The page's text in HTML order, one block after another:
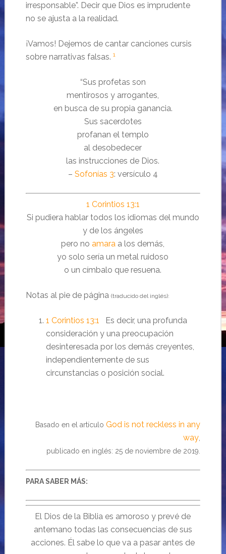
irresponsable”. Decir que Dios es imprudente
no se ajusta a la realidad.
¡Vamos! Dejemos de cantar canciones cursis
sobre narrativas falsas. 1
“Sus profetas son
mentirosos y arrogantes,
en busca de su propia ganancia.
Sus sacerdotes
profanan el templo
al desobedecer
las instrucciones de Dios.
– Sofonías 3: versículo 4
1 Corintios 13:1
Si pudiera hablar todos los idiomas del mundo
y de los ángeles
pero noamara a los demás,
yo solo sería un metal ruidoso
o un címbalo que resuena.
Notas al pie de página (traducido del inglés):
1 Corintios 13:1
Es decir, una profunda
consideración y una preocupación
desinteresada por los demás creyentes,
independientemente de sus
circunstancias o posición social.
Basado en el artículoGod is not reckless in any
way
publicado en inglés: 25 de noviembre de 2019.
PARA SABER MÁS:
El Dios de la Biblia es amoroso y prevé de
antemano todas las consecuencias de sus
acciones. Él sabe lo que va a pasar antes de